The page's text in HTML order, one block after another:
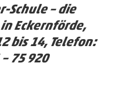
Schule – die
Eckernförde,
bis 14, Telefon:
75 920